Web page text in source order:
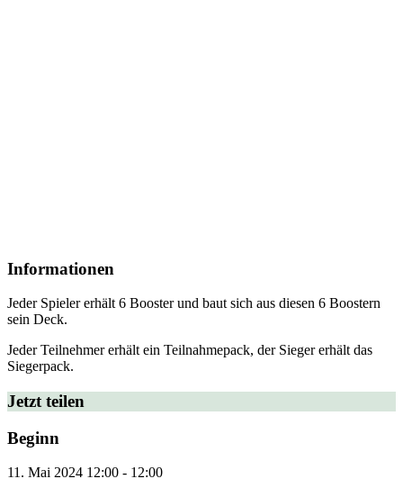
Informationen
Jeder Spieler erhält 6 Booster und baut sich aus diesen 6 Boostern
sein Deck.
Jeder Teilnehmer erhält ein Teilnahmepack, der Sieger erhält das
Siegerpack.
Jetzt teilen
Beginn
11. Mai 2024 12:00 - 12:00